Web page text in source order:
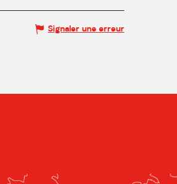
Signaler une erreur